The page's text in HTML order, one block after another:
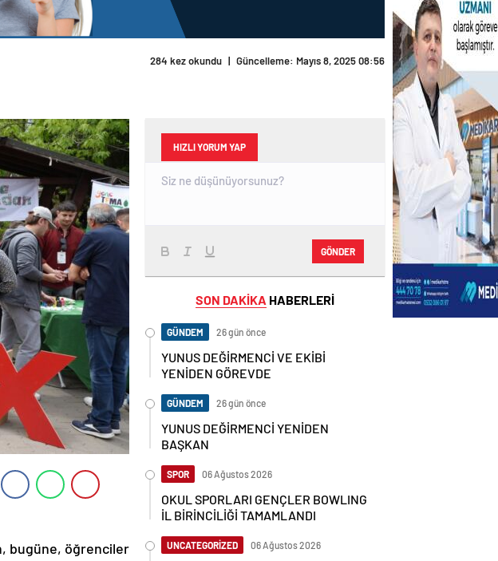
284 kez okundu | Güncelleme: Mayıs 8, 2025 08:56
bugüne, öğrenciler
HIZLI YORUM YAP
GÖNDER
SON DAKİKA HABERLERİ
GÜNDEM 26 gün önce
YUNUS DEĞİRMENCİ VE EKİBİ
YENİDEN GÖREVDE
GÜNDEM 26 gün önce
YUNUS DEĞİRMENCİ YENİDEN
BAŞKAN
SPOR 06 Ağustos 2026
OKUL SPORLARI GENÇLER BOWLING
İL BİRİNCİLİĞİ TAMAMLANDI
UNCATEGORİZED 06 Ağustos 2026